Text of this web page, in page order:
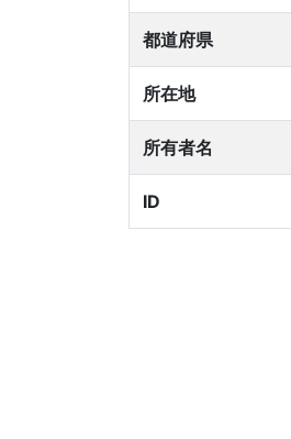
都道府県
所在地
所有者名
ID